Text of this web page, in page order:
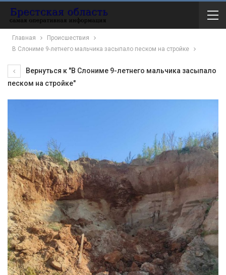
Главная
Происшествия
В Слониме 9-летнего мальчика засыпало песком на стройке
Вернуться к "В Слониме 9-летнего мальчика засыпало
песком на стройке"